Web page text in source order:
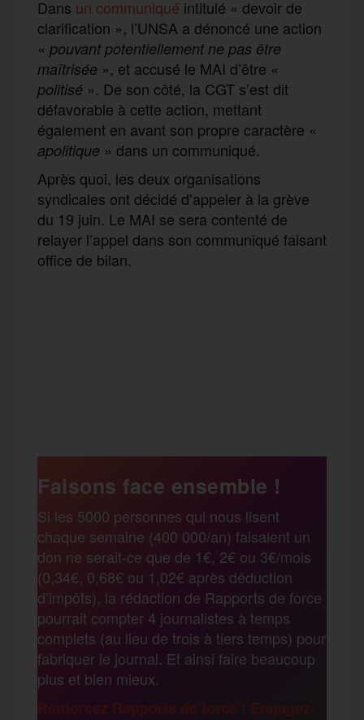
Dans un communiqué intitulé « devoir de
clarification », l’UNSA a dénoncé une action
« pouvant potentiellement ne pas être
maîtrisée », et accusé le MAI d’être «
politisé ». De son côté, la CGT s’est dit
défavorable à cette action, mettant
également en avant son propre caractère «
apolitique » dans un communiqué.
Après quoi, les deux organisations
syndicales ont décidé d’appeler à la grève
du 19 juin. Le MAI se sera contenté de
relayer l’appel dans son communiqué faisant
office de bilan.
b
o
o
k
t
e
r
l
s
a
g
e
m
r
t
a
g
e
Faisons face ensemble !
Si les 5000 personnes qui nous lisent
chaque semaine (400 000/an) faisaient un
don ne serait-ce que de 1€, 2€ ou 3€/mois
(0,34€, 0,68€ ou 1,02€ après déduction
d’impôts), la rédaction de Rapports de force
pourrait compter 4 journalistes à temps
complets (au lieu de trois à tiers temps) pour
fabriquer le journal. Et ainsi faire beaucoup
plus et bien mieux.
Renforcez Rapports de force ! Engagez-